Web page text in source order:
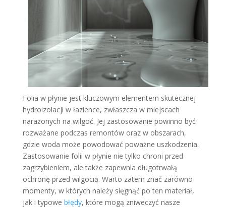
Folia w płynie jest kluczowym elementem skutecznej
hydroizolacji w łazience, zwłaszcza w miejscach
narażonych na wilgoć. Jej zastosowanie powinno być
rozważane podczas remontów oraz w obszarach,
gdzie woda może powodować poważne uszkodzenia.
Zastosowanie folii w płynie nie tylko chroni przed
zagrzybieniem, ale także zapewnia długotrwałą
ochronę przed wilgocią. Warto zatem znać zarówno
momenty, w których należy sięgnąć po ten materiał,
jak i typowe błędy, które mogą zniweczyć nasze